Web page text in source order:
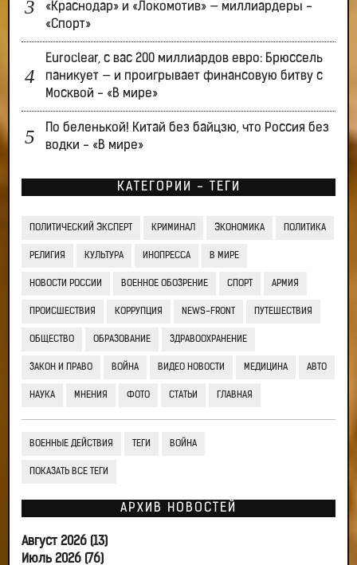
«Краснодар» и «Локомотив» — миллиардеры -
«Спорт»
Euroclear, с вас 200 миллиардов евро: Брюссель
паникует — и проигрывает финансовую битву с
Москвой - «В мире»
По беленькой! Китай без байцзю, что Россия без
водки - «В мире»
КАТЕГОРИИ - ТЕГИ
ПОЛИТИЧЕСКИЙ ЭКСПЕРТ КРИМИНАЛ ЭКОНОМИКА ПОЛИТИКА
РЕЛИГИЯ КУЛЬТУРА ИНОПРЕССА В МИРЕ
НОВОСТИ РОССИИ ВОЕННОЕ ОБОЗРЕНИЕ СПОРТ АРМИЯ
ПРОИСШЕСТВИЯ КОРРУПЦИЯ NEWS-FRONT ПУТЕШЕСТВИЯ
ОБЩЕСТВО ОБРАЗОВАНИЕ ЗДРАВООХРАНЕНИЕ
ЗАКОН И ПРАВО ВОЙНА ВИДЕО НОВОСТИ МЕДИЦИНА АВТО
НАУКА МНЕНИЯ ФОТО СТАТЬИ ГЛАВНАЯ
ВОЕННЫЕ ДЕЙСТВИЯ ТЕГИ ВОЙНА
ПОКАЗАТЬ ВСЕ ТЕГИ
АРХИВ НОВОСТЕЙ
Август 2026 (13)
Июль 2026 (76)